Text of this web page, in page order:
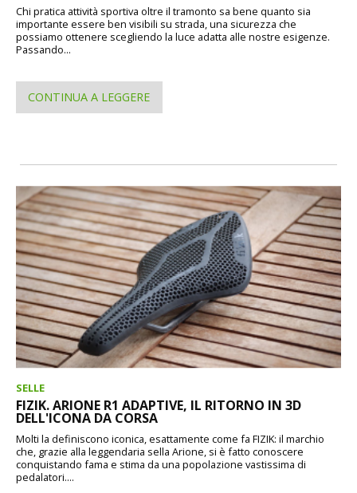
Chi pratica attività sportiva oltre il tramonto sa bene quanto sia
importante essere ben visibili su strada, una sicurezza che
possiamo ottenere scegliendo la luce adatta alle nostre esigenze.
Passando...
CONTINUA A LEGGERE
SELLE
FIZIK. ARIONE R1 ADAPTIVE, IL RITORNO IN 3D
DELL'ICONA DA CORSA
Molti la definiscono iconica, esattamente come fa FIZIK: il marchio
che, grazie alla leggendaria sella Arione, si è fatto conoscere
conquistando fama e stima da una popolazione vastissima di
pedalatori....